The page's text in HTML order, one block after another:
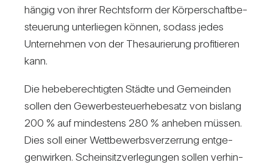
hängig von ihrer Rechts­form der Kör­per­schaft­be­
steue­rung unter­liegen können, sodass jedes
Unter­nehmen von der The­sau­ri­e­rung pro­fi­tieren
kann.
Die hebe­be­rech­tigten Städte und Gemeinden
sollen den Gewer­be­steu­er­he­be­satz von bis­lang
200 % auf min­des­tens 280 % anheben müssen.
Dies soll einer Wett­be­werbs­ver­zer­rung ent­ge­
gen­wirken. Schein­sitz­ver­le­gungen sollen ver­hin­